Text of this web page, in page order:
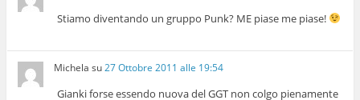
Stiamo diventando un gruppo Punk? ME piase me piase!
Michela su27 Ottobre 2011 alle 19:54
Gianki forse essendo nuova del GGT non colgo pienamente